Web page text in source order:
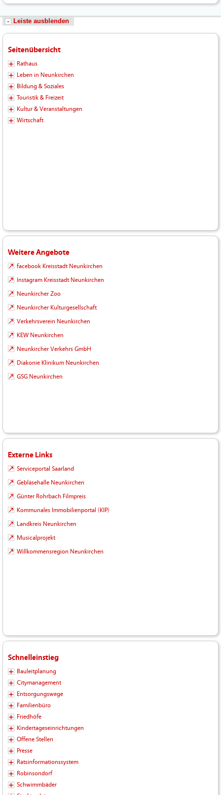
Leiste ausblenden
Seitenübersicht
Rathaus
Leben in Neunkirchen
Bildung & Soziales
Touristik & Freizeit
Kultur & Veranstaltungen
Wirtschaft
Weitere Angebote
facebook Kreisstadt Neunkirchen
Instagram Kreisstadt Neunkirchen
Neunkircher Zoo
Neunkircher Kulturgesellschaft
Verkehrsverein Neunkirchen
KEW Neunkirchen
Neunkircher Verkehrs GmbH
Diakonie Klinikum Neunkirchen
GSG Neunkirchen
Externe Links
Serviceportal Saarland
Gebläsehalle Neunkirchen
Günter Rohrbach Filmpreis
Kommunales Immobilienportal (KIP)
Landkreis Neunkirchen
Musicalprojekt
Willkommensregion Neunkirchen
Schnelleinstieg
Bauleitplanung
Citymanagement
Entsorgungswege
Familienbüro
Friedhöfe
Kindertageseinrichtungen
Offene Stellen
Presse
Ratsinformationssystem
Robinsondorf
Schwimmbäder